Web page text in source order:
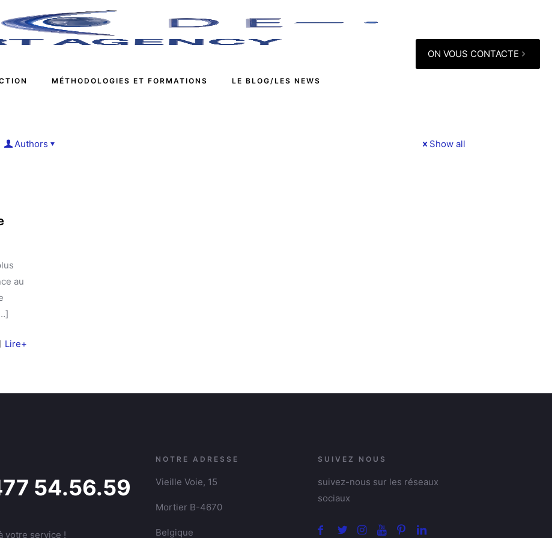
MÉTHODOLOGIES ET FORMATIONS LE BLOG/LES NEWS
ON VOUS CONTACTE
Authors Show all
au
Lire+
54.56.59
votre service !
NOTRE ADRESSE
Vieille Voie, 15
Mortier B-4670
Belgique
SUIVEZ NOUS
suivez-nous sur les réseaux
sociaux